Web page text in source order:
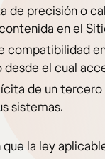
de precisión o
en el
compatibilidad
el cual
de un
sistemas.
que la ley